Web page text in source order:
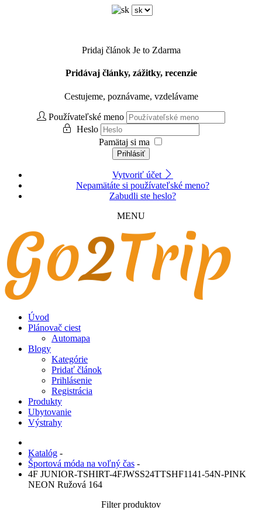
Pridaj článok Je to Zdarma
Pridávaj články, zážitky, recenzie
Cestujeme, poznávame, vzdelávame
Používateľské meno
Heslo
Pamätaj si ma
Prihlásiť
Vytvoriť účet
Nepamätáte si používateľské meno?
Zabudli ste heslo?
MENU
Úvod
Plánovač ciest
Automapa
Blogy
Kategórie
Pridať článok
Prihlásenie
Registrácia
Produkty
Ubytovanie
Výstrahy
Katalóg -
Športová móda na voľný čas -
4F JUNIOR-TSHIRT-4FJWSS24TTSHF1141-54N-PINK
NEON Ružová 164
Filter produktov